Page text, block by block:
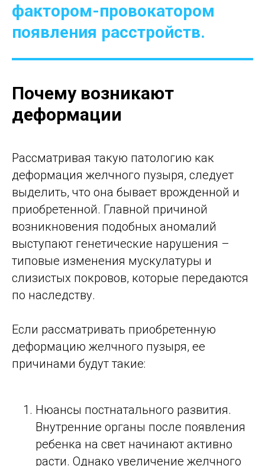
фактором-провокатором
появления расстройств.
Почему возникают
деформации
Рассматривая такую патологию как
деформация желчного пузыря, следует
выделить, что она бывает врожденной и
приобретенной. Главной причиной
возникновения подобных аномалий
выступают генетические нарушения –
типовые изменения мускулатуры и
слизистых покровов, которые передаются
по наследству.
Если рассматривать приобретенную
деформацию желчного пузыря, ее
причинами будут такие:
Нюансы постнатального развития.
Внутренние органы после появления
ребенка на свет начинают активно
расти. Однако увеличение желчного